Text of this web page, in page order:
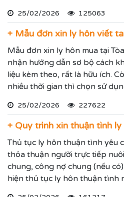
25/02/2026 125063
+ Mẫu đơn xin ly hôn viết
Mẫu đơn xin ly hôn mua tại
nhận hướng dẫn sơ bộ cách
liệu kèm theo, rất là hữu ích.
nhiều thời gian thì chọn sử
Tòa án mà cần khai lại đơn ly
thiện sau.
25/02/2026 227622
+ Quy trình xin thuận tình ly
Thủ tục ly hôn thuận tình yêu
thỏa thuận người trực tiếp
chung, công nợ chung (nếu
hiện thủ tục ly hôn thuận tình